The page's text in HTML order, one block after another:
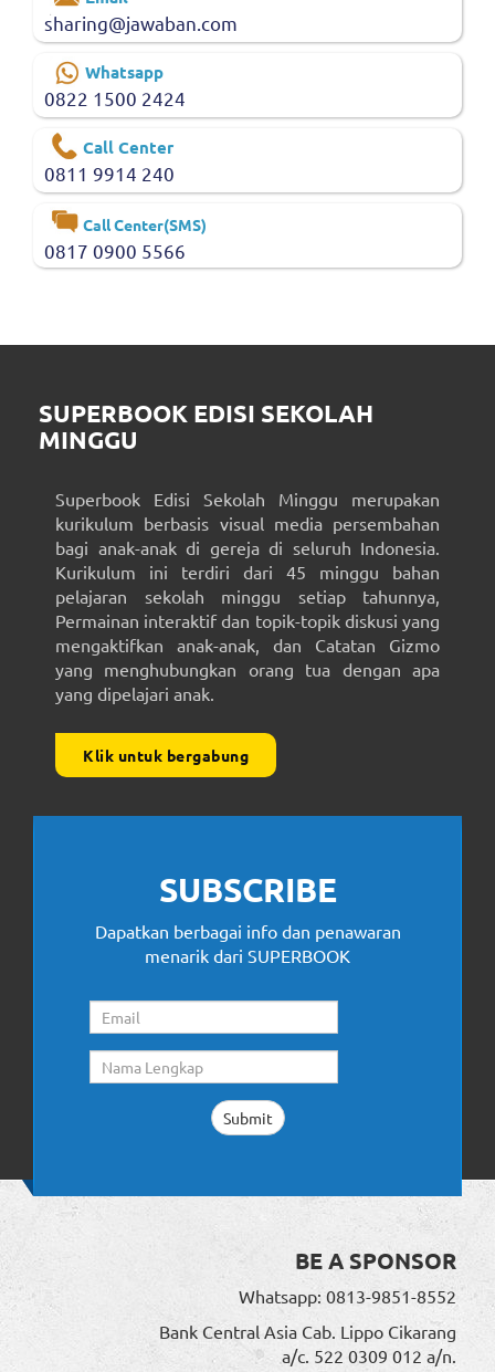
sharing@jawaban.com
Whatsapp
0822 1500 2424
Call Center
0811 9914 240
Call Center(SMS)
0817 0900 5566
SUPERBOOK EDISI SEKOLAH
MINGGU
Superbook Edisi Sekolah Minggu merupakan
kurikulum berbasis visual media persembahan
bagi anak-anak di gereja di seluruh Indonesia.
Kurikulum ini terdiri dari 45 minggu bahan
pelajaran sekolah minggu setiap tahunnya,
Permainan interaktif dan topik-topik diskusi yang
mengaktifkan anak-anak, dan Catatan Gizmo
yang menghubungkan orang tua dengan apa
yang dipelajari anak.
Klik untuk bergabung
SUBSCRIBE
Dapatkan berbagai info dan penawaran
menarik dari SUPERBOOK
BE A SPONSOR
Whatsapp: 0813-9851-8552
Bank Central Asia Cab. Lippo Cikarang
a/c. 522 0309 012 a/n.